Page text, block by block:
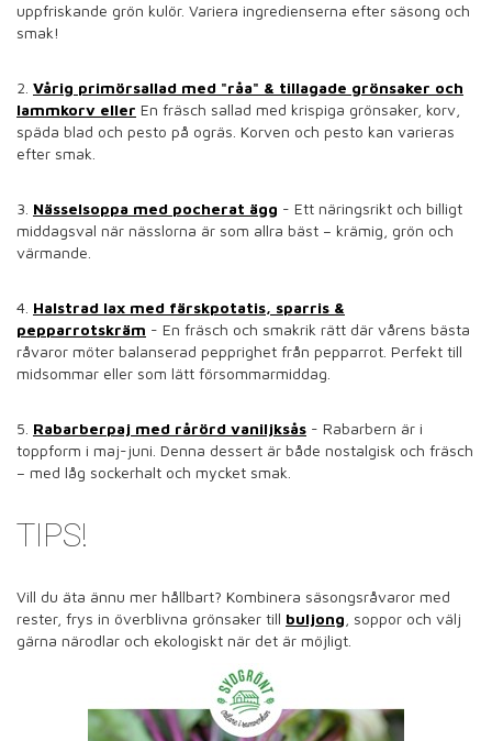
uppfriskande grön kulör. Variera ingredienserna efter säsong och
smak!
2. Vårig primörsallad med "råa" & tillagade grönsaker och
lammkorv eller En fräsch sallad med krispiga grönsaker, korv,
späda blad och pesto på ogräs. Korven och pesto kan varieras
efter smak.
3. Nässelsoppa med pocherat ägg - Ett näringsrikt och billigt
middagsval när nässlorna är som allra bäst – krämig, grön och
värmande.
4. Halstrad lax med färskpotatis, sparris &
pepparrotskräm - En fräsch och smakrik rätt där vårens bästa
råvaror möter balanserad pepprighet från pepparrot. Perfekt till
midsommar eller som lätt försommarmiddag.
5. Rabarberpaj med rårörd vaniljksås - Rabarbern är i
toppform i maj-juni. Denna dessert är både nostalgisk och fräsch
– med låg sockerhalt och mycket smak.
TIPS!
Vill du äta ännu mer hållbart? Kombinera säsongsråvaror med
rester, frys in överblivna grönsaker till buljong , soppor och välj
gärna närodlar och ekologiskt när det är möjligt.